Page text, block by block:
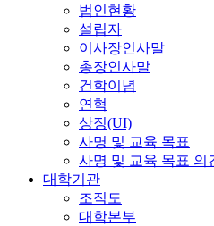
법인현황
설립자
이사장인사말
총장인사말
건학이념
연혁
상징(UI)
사명 및 교육 목표
사명 및 교육 목표 의
대학기관
조직도
대학본부